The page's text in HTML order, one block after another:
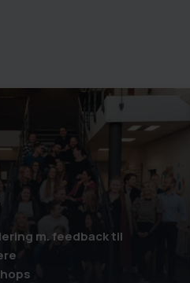
m. feedback til